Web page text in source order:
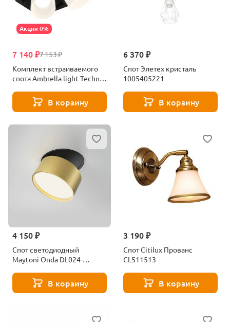
Акция 0%
7 153 ₽
7 140 ₽
Комплект встраиваемого
спота Ambrella light Techno
XC7664085В корзину
6 370 ₽
Спот Элетех кристаль
1005405221
В корзину
4 150 ₽
Спот светодиодный
Maytoni Onda DL024-
В корзину
3 190 ₽
Спот Citilux Прованс
CL511513
В корзину